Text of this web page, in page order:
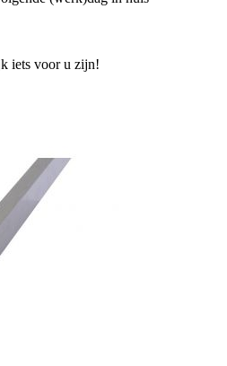
iets voor u zijn!